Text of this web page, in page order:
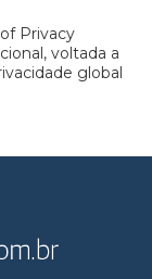
Privacy
voltada a
global